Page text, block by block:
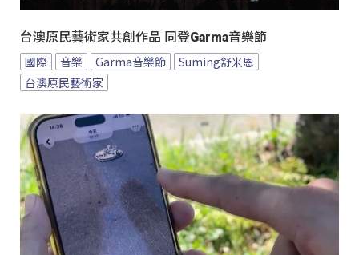
台澳原民藝術家共創作品 同登Garma音樂節
國際 音樂 Garma音樂節
Suming舒米恩
台澳原民藝術家